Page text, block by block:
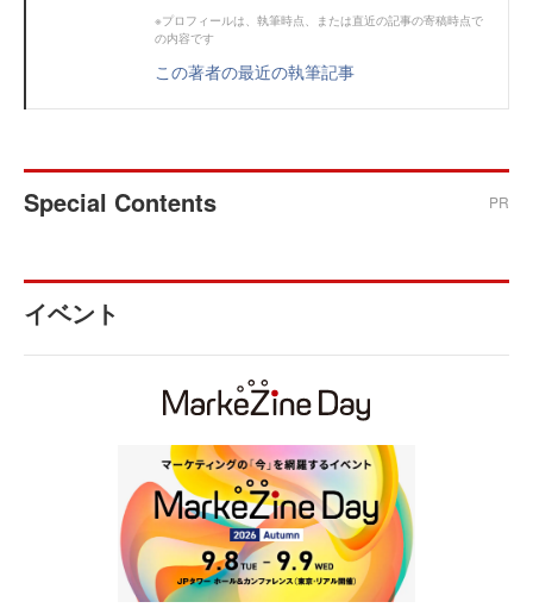
※プロフィールは、執筆時点、または直近の記事の寄稿時点で
の内容です
この著者の最近の執筆記事
Special Contents PR
イベント